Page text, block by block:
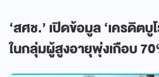
‘สศช.’ เปิดข้อมูล ‘เครดิตบู
ในกลุ่มผู้สูงอายุพุ่งเกือบ